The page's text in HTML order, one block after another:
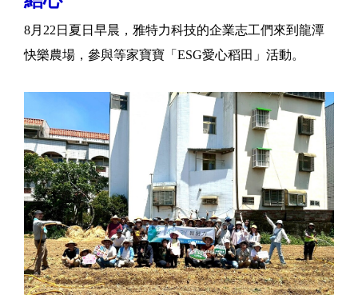
8月22日夏日早晨，雅特力科技的企業志工們來到龍潭
快樂農場，參與等家寶寶「ESG愛心稻田」活動。